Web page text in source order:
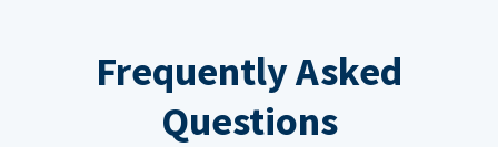
Frequently Asked
Questions